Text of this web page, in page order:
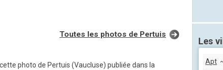
Toutes les photos de Pertuis
photo de Pertuis (Vaucluse) publiée dans la
Les
Apt